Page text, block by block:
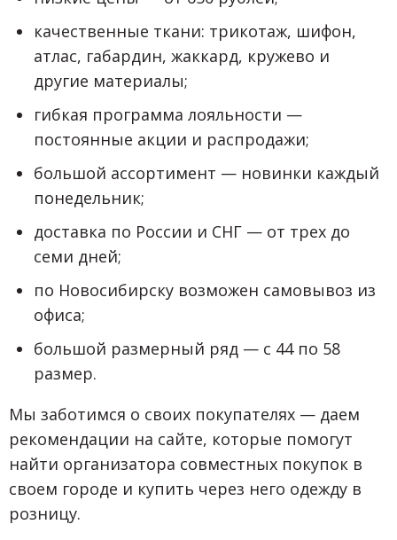
качественные ткани: трикотаж, шифон,
атлас, габардин, жаккард, кружево и
другие материалы;
гибкая программа лояльности —
постоянные акции и распродажи;
большой ассортимент — новинки каждый
понедельник;
доставка по России и СНГ — от трех до
семи дней;
по Новосибирску возможен самовывоз из
офиса;
большой размерный ряд — с 44 по 58
размер.
Мы заботимся о своих покупателях — даем
рекомендации на сайте, которые помогут
найти организатора совместных покупок в
своем городе и купить через него одежду в
розницу.